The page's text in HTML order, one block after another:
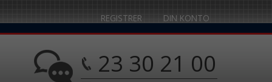
REGISTRER DIN KONTO
23 30 21 00